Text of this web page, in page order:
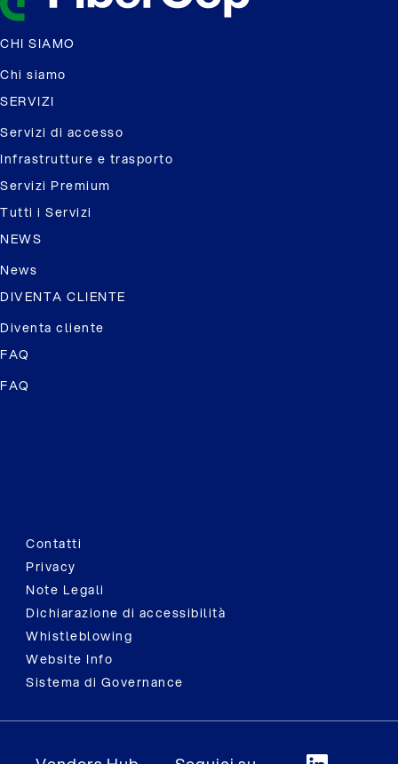
CHI SIAMO
Chi siamo
SERVIZI
Servizi di accesso
Infrastrutture e trasporto
Servizi Premium
Tutti i Servizi
NEWS
News
DIVENTA CLIENTE
Diventa cliente
FAQ
FAQ
Contatti
Privacy
Note Legali
Dichiarazione di accessibilità
Whistleblowing
Website Info
Sistema di Governance